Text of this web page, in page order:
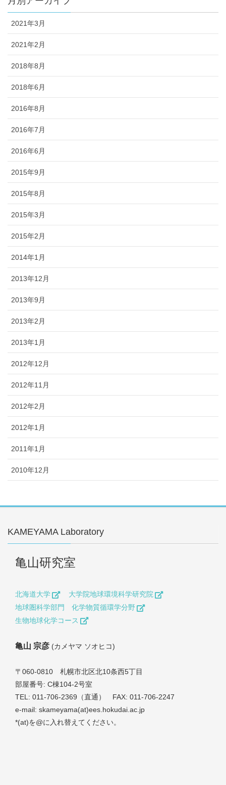
2021年3月
2021年2月
2018年8月
2018年6月
2016年8月
2016年7月
2016年6月
2015年9月
2015年8月
2015年3月
2015年2月
2014年1月
2013年12月
2013年9月
2013年2月
2013年1月
2012年12月
2012年11月
2012年2月
2012年1月
2011年1月
2010年12月
KAMEYAMA Laboratory
亀山研究室
北海道大学
大学院地球環境科学研究院
地球圏科学部門 化学物質循環学分野
生物地球化学コース
亀山 宗彦 (カメヤマ ソオヒコ)
〒060-0810 札幌市北区北10条西5丁目
部屋番号: C棟104-2号室
TEL: 011-706-2369（直通） FAX: 011-706-2247
e-mail: skameyama(at)ees.hokudai.ac.jp
*(at)を@に入れ替えてください。